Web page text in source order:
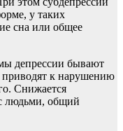
у таких
сна или общее
депрессии бывают
к нарушению
Снижается
с людьми, общий